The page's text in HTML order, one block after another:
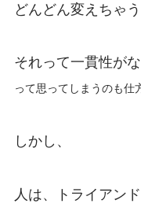
どんどん変えちゃ
それって一貫性が
って思ってしまうのも仕
しかし、
人は、トライアン